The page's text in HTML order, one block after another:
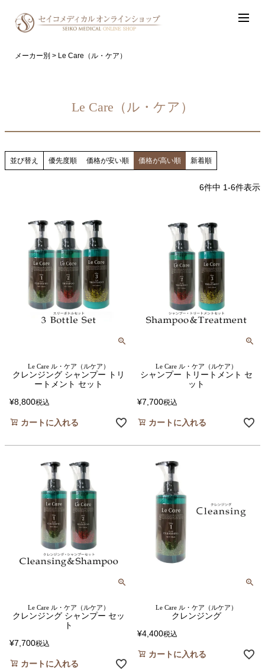
メーカー別 Le Care（ル・ケア）
Le Care（ル・ケア）
並び替え 優先度順 価格が安い順 価格が高い順 新着順
6件中 1-6件表示
Le Care ル・ケア（ルケア）
クレンジング シャンプー トリ
ートメント セット
¥8,800税込
カートに入れる
Le Care ル・ケア（ルケア）
シャンプー トリートメント セ
ット
¥7,700税込
カートに入れる
Le Care ル・ケア（ルケア）
クレンジング シャンプー セッ
ト
¥7,700税込
カートに入れる
Le Care ル・ケア（ルケア）
クレンジング
¥4,400税込
カートに入れる